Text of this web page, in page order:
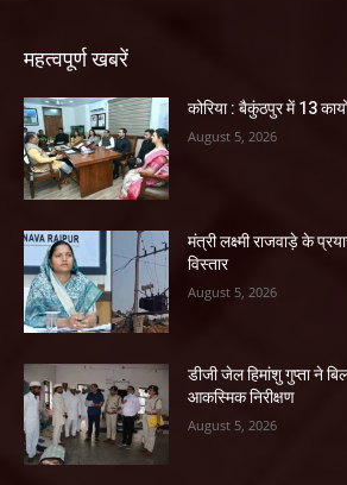
महत्वपूर्ण खबरें
कोरिया : बैकुंठपुर में 13
August 5, 2026
मंत्री लक्ष्मी राजवाड़े के
विस्तार
August 5, 2026
डीजी जेल हिमांशु गुप्ता ने
आकस्मिक निरीक्षण
August 5, 2026